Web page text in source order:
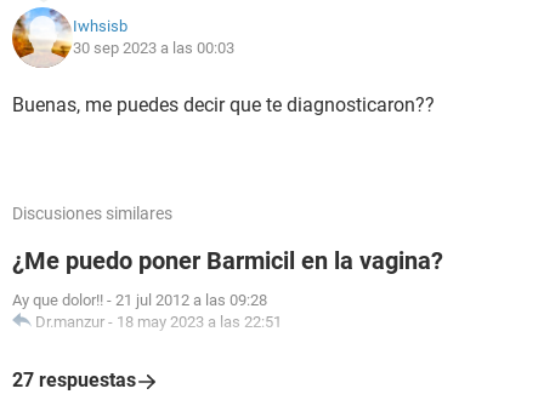
Iwhsisb
30 sep 2023 a las 00:03
Buenas, me puedes decir que te diagnosticaron??
Discusiones similares
¿Me puedo poner Barmicil en la vagina?
Ay que dolor!! - 21 jul 2012 a las 09:28
Dr.manzur - 18 may 2023 a las 22:51
27 respuestas